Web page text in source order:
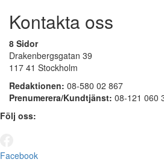
Kontakta oss
8 Sidor
Drakenbergsgatan 39
117 41 Stockholm
Redaktionen: 08-580 02 867
Prenumerera/Kundtjänst: 08-121 060
Följ oss:
Facebook